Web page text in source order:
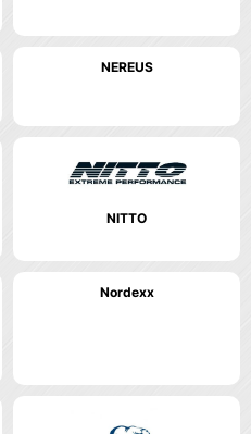
NEREUS
NITTO
Nordexx